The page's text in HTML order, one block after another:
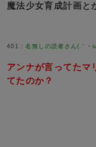
魔法少女育成計画と
401 ：名無しの読者さん(｀・
アンナが言ってたマ
てたのか？